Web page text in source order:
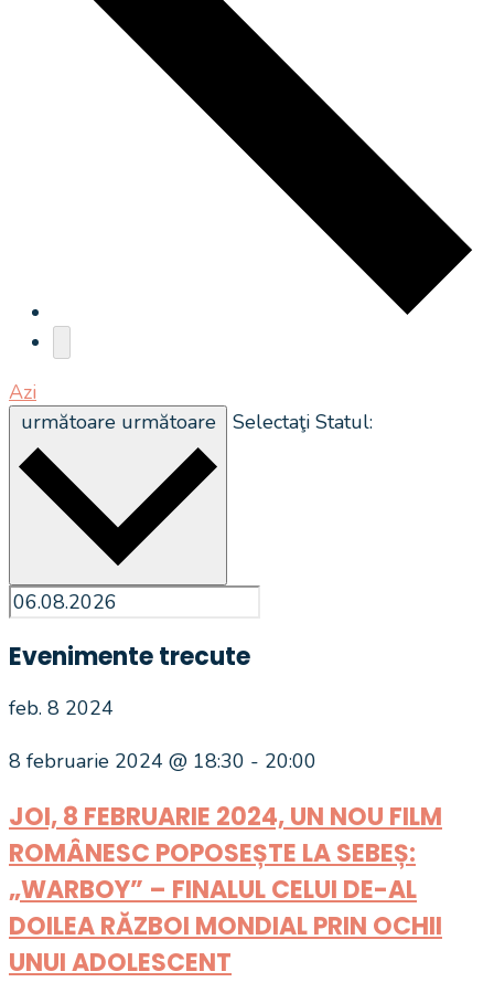
Azi
următoare următoare Selectaţi Statul:
Evenimente trecute
feb. 8 2024
8 februarie 2024 @ 18:30 - 20:00
JOI, 8 FEBRUARIE 2024, UN NOU FILM
ROMÂNESC POPOSEȘTE LA SEBEȘ:
„WARBOY” – FINALUL CELUI DE-AL
DOILEA RĂZBOI MONDIAL PRIN OCHII
UNUI ADOLESCENT